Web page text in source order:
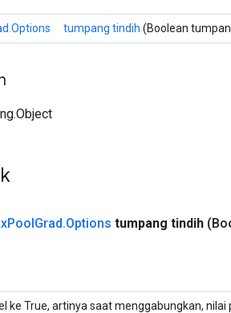
tumpang tindih (Boolean
PoolGrad.Options tumpang tindih
ke True, artinya saat menggabungkan,